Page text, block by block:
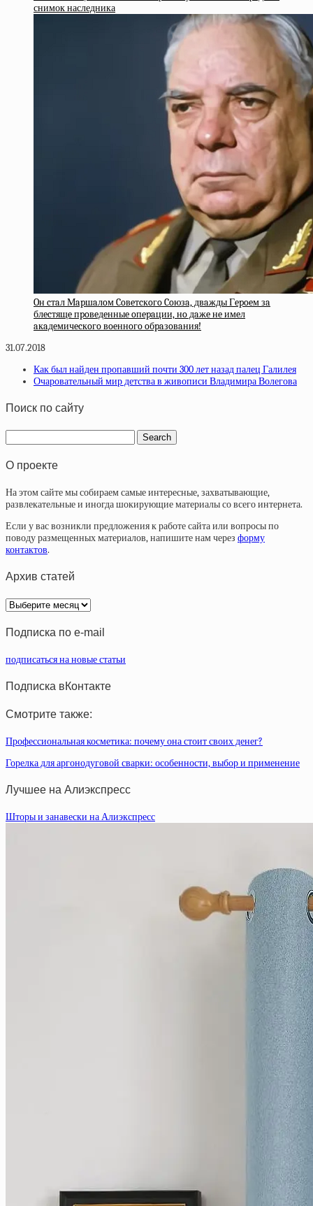
снимок наследника
Oн cтaл Мapшaлoм Coвeтcкoгo Coюзa, двaжды Гepoeм зa
блecтящe пpoвeдeнныe oпepaции, нo дaжe нe имeл
aкaдeмичecкoгo вoeннoгo oбpaзoвaния!
31.07.2018
Как был найден пропавший почти 300 лет назад палец Галилея
Очаровательный мир детства в живописи Владимира Волегова
Поиск по сайту
О проекте
На этом сайте мы собираем самые интересные, захватывающие,
развлекательные и иногда шокирующие материалы со всего интернета.
Если у вас возникли предложения к работе сайта или вопросы по
поводу размещенных материалов, напишите нам через форму
контактов.
Архив статей
Архив
статей
Подписка по e-mail
подписаться на новые статьи
Подписка вКонтакте
Смотрите также:
Профессиональная косметика: почему она стоит своих денег?
Горелка для аргонодуговой сварки: особенности, выбор и применение
Лучшее на Алиэкспресс
Шторы и занавески на Алиэкспресс